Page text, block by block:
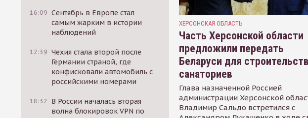
16:09 Сентябрь в Европе стал
самым жарким в истории
наблюдений
12:39 Чехия стала второй после
Германии страной, где
конфисковали автомобиль с
российскими номерами
18:32
В России началась вторая
волна блокировок VPN по
ХЕРСОНСКАЯ ОБЛАСТЬ
Часть Херсонской области
предложили передать
Беларуси для
санаториев
Глава назначенной Россией
администрации Херсонской
Владимир Сальдо встретился с